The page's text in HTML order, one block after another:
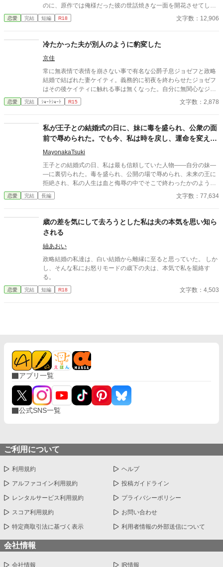
のに、原作では俺様だった彼の世話焼きな一面を開花させてしま
い、居心地の良い彼のそばを離れるのが辛くなってしまう。 なら
ば彼の代わりに男友達を作ろうと画策するがーー
恋愛 完結 短編 R18 文字数：12,906
冷たかった夫が別人のように豹変した
京佳
常に無表情で表情を崩さない事で有名な公爵子息ジョゼフと政略
結婚で結ばれた妻ケイティ。義務的に初夜を終わらせたジョゼフ
はその後ケイティに触れる事は無くなった。自分に無関心なジョ
ゼフとの結婚生活に寂しさと不満を感じながらも簡単に離縁出来
ないしがらみにケイティは全てを諦めていた。そんなある時、公
飼うことにした。 ざまぁ。ゆるゆる設定
恋愛 完結 ｼｮｰﾄｼｮｰﾄ R15 文字数：2,878
私が王子との結婚式の日に、妹に毒を盛られ、公衆の面
前で辱められた。でも今、私は時を戻し、運命を変えに
来た。
MayonakaTsuki
王子との結婚式の日、私は最も信頼していた人物――自分の妹―
―に裏切られた。毒を盛られ、公開の場で辱められ、未来の王に
拒絶され、私の人生は血と侮辱の中でそこで終わったかのように
思えた。しかし、死が私を迎えたとき、不可能なことが起きた―
―私は同じ回廊で、祭壇の前で目を覚まし、あらゆる涙、嘘、そ
得た私は、ただ一つの使命を持つ――真実を突き止め、奪われた
ものを取り戻し、私を破滅させた者たちにその代償を払わせる。
もはや、何も以前のままではない。何も許されない。
恋愛 完結 長編 文字数：77,634
歳の差を気にして去ろうとした私は夫の本気を思い知ら
される
紬あおい
政略結婚の私達は、白い結婚から離縁に至ると思っていた。 しか
し、そんな私にお怒りモードの歳下の夫は、本気で私を籠絡す
る。
恋愛 完結 短編 R18 文字数：4,503
アプリ一覧
公式SNS一覧
ご利用について
利用規約 ヘルプ
アルファコイン利用規約 投稿ガイドライン
レンタルサービス利用規約 プライバシーポリシー
スコア利用規約 お問い合わせ
特定商取引法に基づく表示 利用者情報の外部送信について
会社情報
会社情報 IR情報